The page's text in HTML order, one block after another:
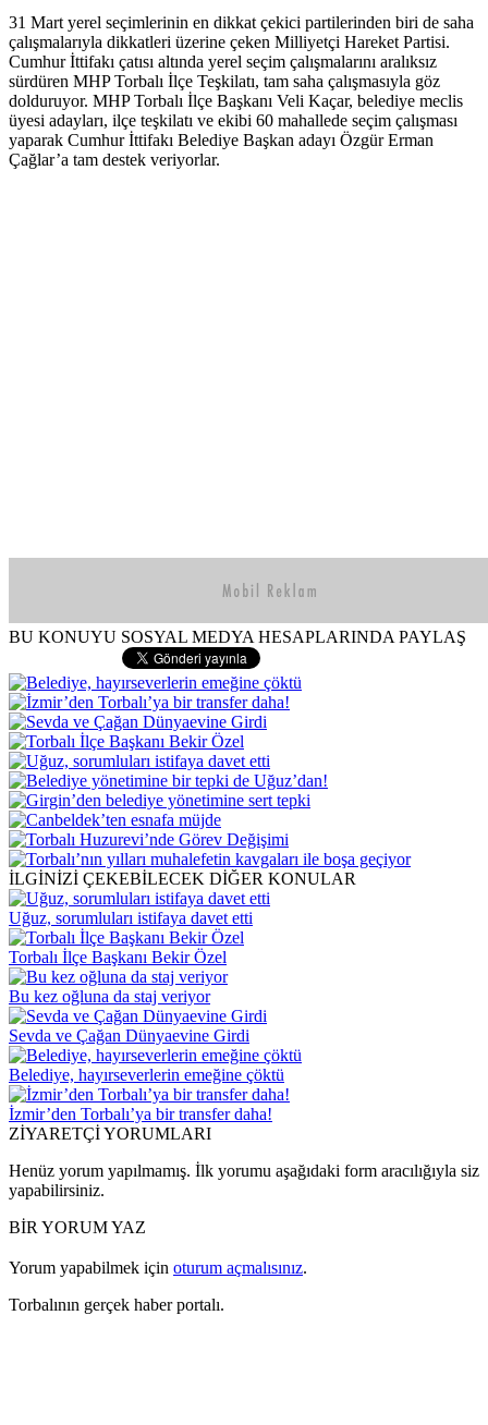
31 Mart yerel seçimlerinin en dikkat çekici partilerinden biri de saha
çalışmalarıyla dikkatleri üzerine çeken Milliyetçi Hareket Partisi.
Cumhur İttifakı çatısı altında yerel seçim çalışmalarını aralıksız
sürdüren MHP Torbalı İlçe Teşkilatı, tam saha çalışmasıyla göz
dolduruyor. MHP Torbalı İlçe Başkanı Veli Kaçar, belediye meclis
üyesi adayları, ilçe teşkilatı ve ekibi 60 mahallede seçim çalışması
yaparak Cumhur İttifakı Belediye Başkan adayı Özgür Erman
Çağlar’a tam destek veriyorlar.
BU KONUYU SOSYAL MEDYA HESAPLARINDA PAYLAŞ
İLGİNİZİ ÇEKEBİLECEK DİĞER KONULAR
Uğuz, sorumluları istifaya davet etti
Torbalı İlçe Başkanı Bekir Özel
Bu kez oğluna da staj veriyor
Sevda ve Çağan Dünyaevine Girdi
Belediye, hayırseverlerin emeğine çöktü
İzmir’den Torbalı’ya bir transfer daha!
ZİYARETÇİ YORUMLARI
Henüz yorum yapılmamış. İlk yorumu aşağıdaki form aracılığıyla siz
yapabilirsiniz.
BİR YORUM YAZ
Yorum yapabilmek için oturum açmalısınız.
Torbalının gerçek haber portalı.